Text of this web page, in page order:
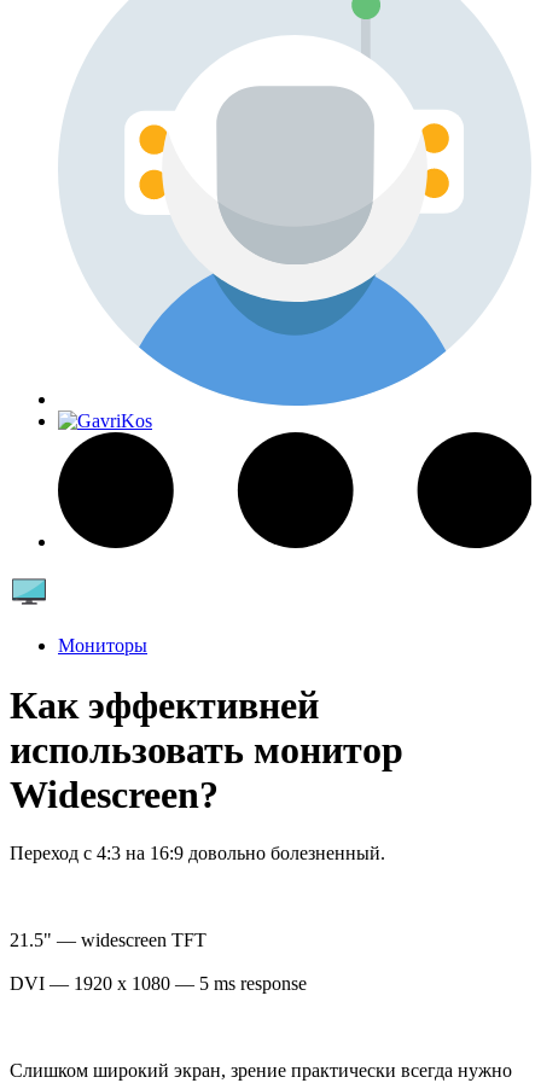
Мониторы
Как эффективней
использовать монитор
Widescreen?
Переход с 4:3 на 16:9 довольно болезненный.
21.5" — widescreen TFT
DVI — 1920 x 1080 — 5 ms response
Слишком широкий экран, зрение практически всегда нужно